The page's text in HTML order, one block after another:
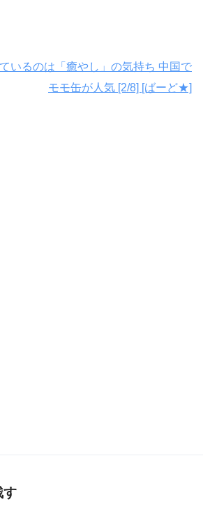
ているのは「癒やし」の気持ち 中国で
モモ缶が人気 [2/8] [ばーど★]
す